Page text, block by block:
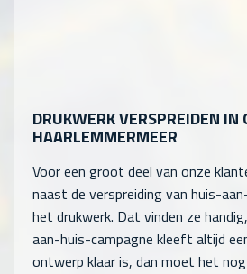
DRUKWERK VERSPREIDEN IN
HAARLEMMERMEER
Voor een groot deel van onze
naast de verspreiding van huis-
het drukwerk. Dat vinden ze
aan-huis-campagne kleeft altijd
ontwerp klaar is, dan moet het